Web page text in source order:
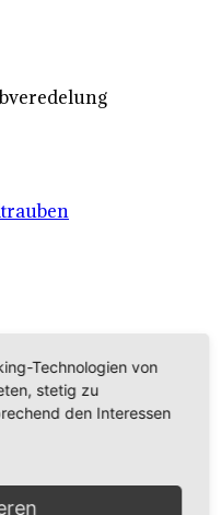
Technologien von
stetig zu
den Interessen